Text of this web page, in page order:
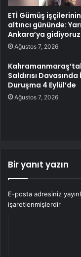
ETİ Gümüş
altıncı gününde:
Ankara’ya gidiyoruz
Ağustos 7, 2026
Saldırısı Davasında
Duruşma 4 Eylül’de
Ağustos 7, 2026
Bir yanıt yazın
E-posta adresiniz
işaretlenmişlerdir